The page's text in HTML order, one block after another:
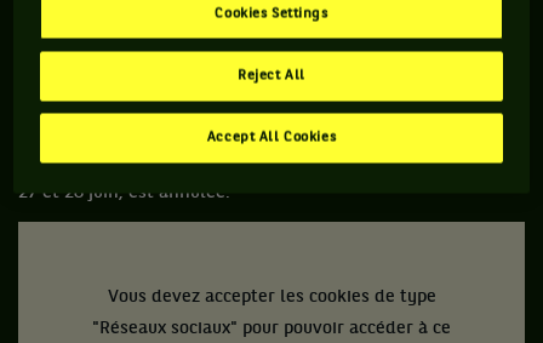
Novak Djokovic n'est, lui non plus, pas du
tout certain d'aller à New York. Je vous rassure, le Serbe est
en pleine forme, en atteste l'Adria Tour qu'il a organisé et
auquel il participe gaiement. Pour le coup, on se prend
beaucoup moins la tête du côté de Belgrade, voire pas du
tout. Mouaif… D'ailleurs, l'étape au Monténégro, prévue les
27 et 28 juin, est annulée.
Vous devez accepter les cookies de type
"Réseaux sociaux" pour pouvoir accéder à ce
Cookies Settings
Reject All
Accept All Cookies